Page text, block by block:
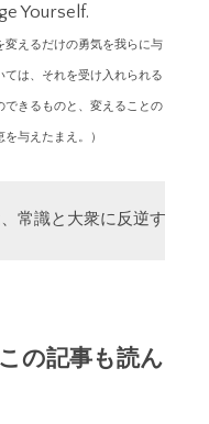
Yourself.
変えるだけの勇気を我らに与
ては、それを受け入れられる
きるものと、変えることの
与えたまえ。）
常識と大衆に反逆する
の記事も読ん